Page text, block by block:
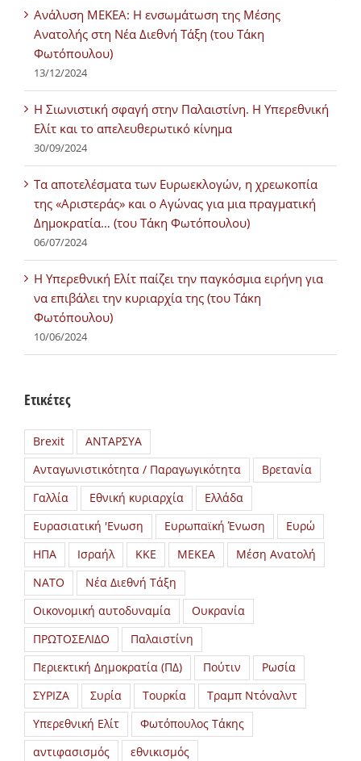
Ανάλυση ΜΕΚΕΑ: Η ενσωμάτωση της Μέσης
Ανατολής στη Νέα Διεθνή Τάξη (του Τάκη
Φωτόπουλου)
13/12/2024
Η Σιωνιστική σφαγή στην Παλαιστίνη. Η Υπερεθνική
Ελίτ και το απελευθερωτικό κίνημα
30/09/2024
Τα αποτελέσματα των Ευρωεκλογών, η χρεωκοπία
της «Αριστεράς» και ο Αγώνας για μια πραγματική
Δημοκρατία… (του Τάκη Φωτόπουλου)
06/07/2024
H Υπερεθνική Ελίτ παίζει την παγκόσμια ειρήνη για
να επιβάλει την κυριαρχία της (του Τάκη
Φωτόπουλου)
10/06/2024
Ετικέτες
Brexit
ΑΝΤΑΡΣΥΑ
Ανταγωνιστικότητα / Παραγωγικότητα
Βρετανία
Γαλλία
Εθνική κυριαρχία
Ελλάδα
Ευρασιατική 'Ενωση
Ευρωπαϊκή Ένωση
Ευρώ
ΗΠΑ
Ισραήλ ΚΚΕ ΜΕΚΕΑ
Μέση Ανατολή
ΝΑΤΟ
Νέα Διεθνή Τάξη
Οικονομική αυτοδυναμία
Ουκρανία
ΠΡΩΤΟΣΕΛΙΔΟ
Παλαιστίνη
Περιεκτική Δημοκρατία (ΠΔ)
Πούτιν
Ρωσία
ΣΥΡΙΖΑ
Συρία Τουρκία
Τραμπ Ντόναλντ
Υπερεθνική Ελίτ
Φωτόπουλος Τάκης
αντιφασισμός
εθνικισμός